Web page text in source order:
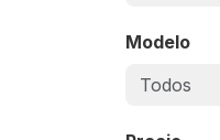
Modelo
Todos